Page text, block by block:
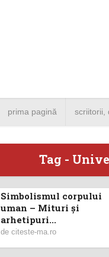
prima pagină scriitorii,
Tag -
Simbolismul corpului
uman – Mituri și
arhetipuri...
de citeste-ma.ro
Angela